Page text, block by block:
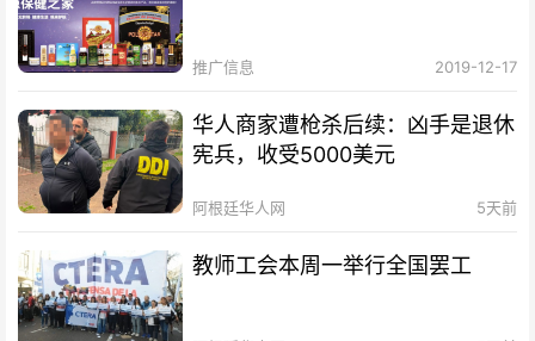
推广信息 2019-12-17
华人商家遭枪杀后续：凶手是退休
宪兵，收受5000美元
阿根廷华人网 5天前
教师工会本周一举行全国罢工